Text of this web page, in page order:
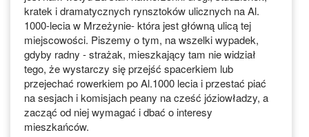
kratek i dramatycznych rynsztoków ulicznych na Al.
1000-lecia w Mrzeżynie- która jest główną ulicą tej
miejscowości. Piszemy o tym, na wszelki wypadek,
gdyby radny - strażak, mieszkający tam nie widział
tego, że wystarczy się przejść spacerkiem lub
przejechać rowerkiem po Al.1000 lecia i przestać piać
na sesjach i komisjach peany na cześć józiowładzy, a
zacząć od niej wymagać i dbać o interesy
mieszkańców.